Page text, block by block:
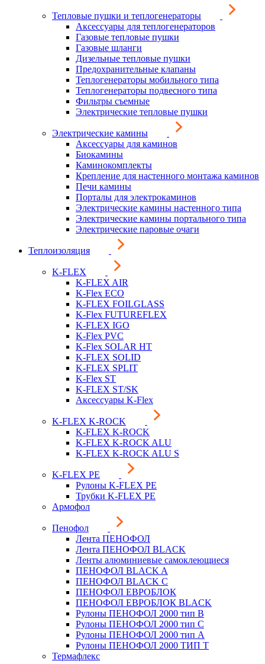
Тепловые пушки и теплогенераторы
Аксессуары для теплогенераторов
Газовые тепловые пушки
Газовые шланги
Дизельные тепловые пушки
Предохранительные клапаны
Теплогенераторы мобильного типа
Теплогенераторы подвесного типа
Фильтры съемные
Электрические тепловые пушки
Электрические камины
Аксессуары для каминов
Биокамины
Каминокомплекты
Крепление для настенного монтажа каминов
Печи камины
Порталы для электрокаминов
Электрические камины настенного типа
Электрические камины портального типа
Электрические паровые очаги
Теплоизоляция
K-FLEX
K-FLEX AIR
K-Flex ECO
K-FLEX FOILGLASS
K-Flex FUTUREFLEX
K-FLEX IGO
K-Flex PVC
K-Flex SOLAR HT
K-FLEX SOLID
K-FLEX SPLIT
K-Flex ST
K-FLEX ST/SK
Аксессуары K-Flex
K-FLEX K-ROCK
K-FLEX K-ROCK
K-FLEX K-ROCK ALU
K-FLEX K-ROCK ALU S
K-FLEX PE
Рулоны K-FLEX PE
Трубки K-FLEX PE
Армофол
Пенофол
Лента ПЕНОФОЛ
Лента ПЕНОФОЛ BLACK
Ленты алюминиевые самоклеющиеся
ПЕНОФОЛ BLACK A
ПЕНОФОЛ BLACK С
ПЕНОФОЛ ЕВРОБЛОК
ПЕНОФОЛ ЕВРОБЛОК BLACK
Рулоны ПЕНОФОЛ 2000 тип B
Рулоны ПЕНОФОЛ 2000 тип C
Рулоны ПЕНОФОЛ 2000 тип А
Рулоны ПЕНОФОЛ 2000 ТИП Т
Термафлекс